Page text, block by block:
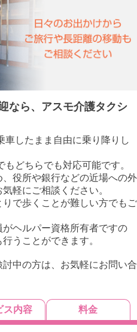
なら、アスモ介護タクシ
したまま自由に乗り降りし
どちらでも対応可能です。
役所や銀行などの近場への外
軽にご相談ください。
で歩くことが難しい方でもご
ヘルパー資格所有者ですの
うことができます。
中の方は、お気軽にお問い合
ス内容 料金